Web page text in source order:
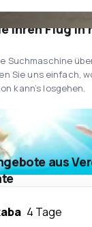
Ihren Flug in
Suchmaschine
Sie uns einfach,
kann’s losgehen.
aus
4 Tage